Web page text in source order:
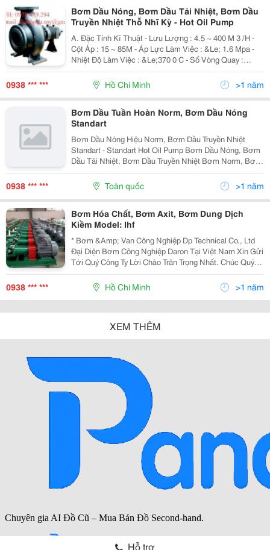
Bơm Dầu Nóng, Bơm Dầu Tải Nhiệt, Bơm Dầu
Truyền Nhiệt Thỗ Nhĩ Kỳ - Hot Oil Pump
A. Đặc Tính Kĩ Thuật - Lưu Lượng : 4.5 ~ 400 M 3 /H -
Cột Áp : 15 ~ 85M - Áp Lực Làm Việc : &Le; 1.6 Mpa -
Nhiệt Độ Làm Việc : &Le;370 0 C - Số Vòng Quay :
2970,2950, 2940,2900, 2890, 2880, 2840,2825
0938 *** *** Hồ Chí Minh >1 năm
Bơm Dầu Tuần Hoàn Norm, Bơm Dầu Nóng
Standart
Bơm Dầu Nóng Hiệu Norm, Bơm Dầu Truyền Nhiệt
Standart - Standart Hot Oil Pump Bơm Dầu Nóng, Bơm
Dầu Tải Nhiệt, Bơm Dầu Truyền Nhiệt Bơm Norm, Bơm
Dầu Nóng Standart , Bơm Dầu Truyền Nhiệt Standart ,
Bơm Dầu Tuần Hoàn Standart , Bơm Dầu Standart ,...
0938 *** *** Toàn quốc >1 năm
Bơm Hóa Chất, Bơm Axit, Bơm Dung Dịch
Kiềm Model: Ihf
* Bơm &Amp; Van Công Nghiệp Dp Technical Co., Ltd
Đại Diện Bơm Công Nghiệp Daron Tại Việt Nam Xin Gửi
Tới Quý Công Ty Lời Chào Trân Trọng Nhất. Chúc Quý
Công Ty Ngày Càng Phát Triển Và Thịnh Vượng! Công Ty
Chúng Tôi Là Nhà Phân Phối Ủy Quyền...
0938 *** *** Hồ Chí Minh >1 năm
XEM THÊM
Hỗ trợ